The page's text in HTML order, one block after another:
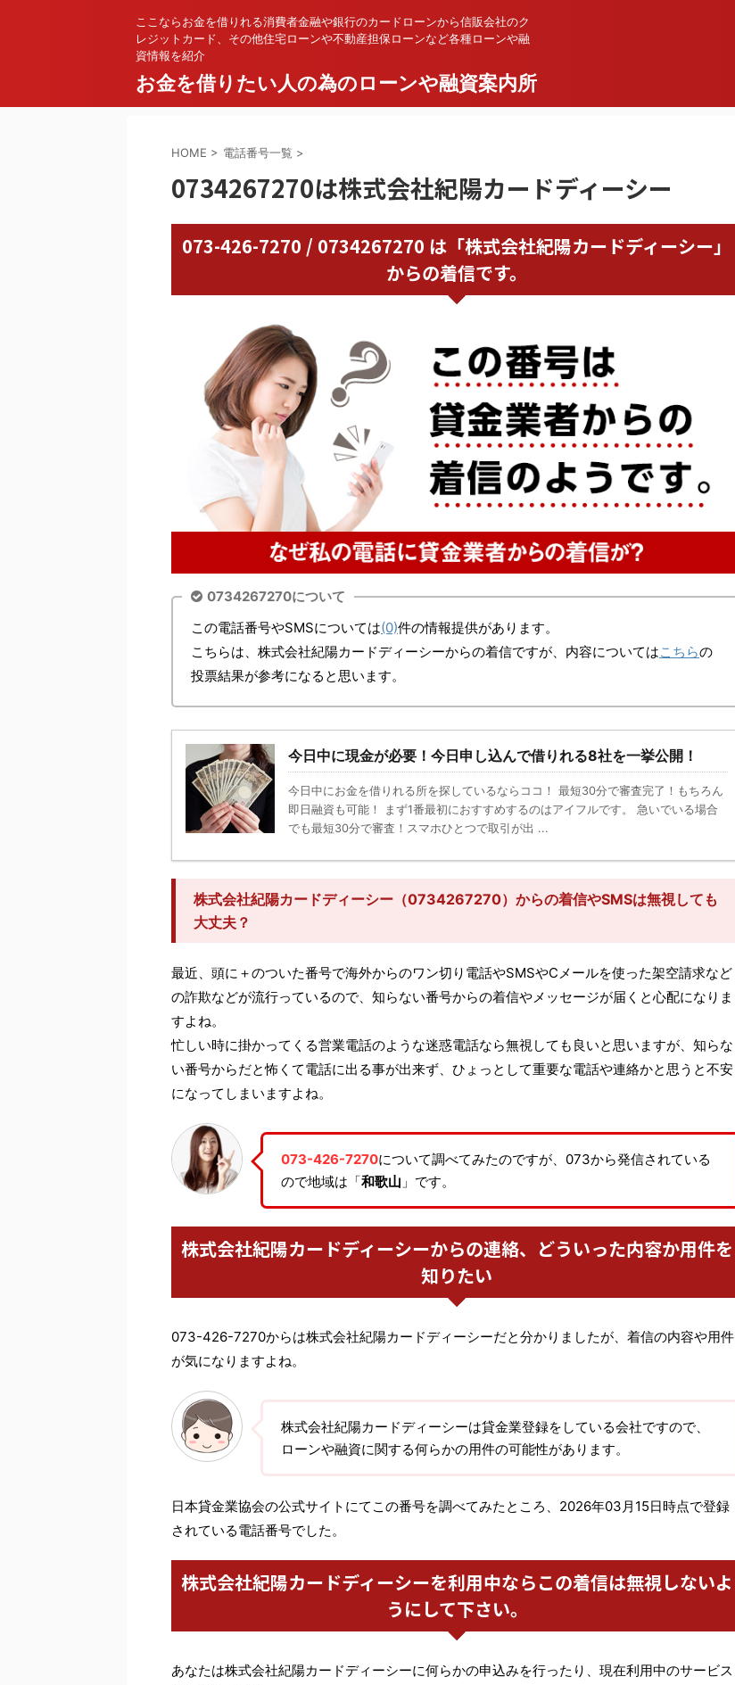
ここならお金を借りれる消費者金融や銀行のカードローンから信販会社のク
レジットカード、その他住宅ローンや不動産担保ローンなど各種ローンや融
資情報を紹介
お金を借りたい人の為のローンや融資案内所
HOME > 電話番号一覧 >
0734267270は株式会社紀陽カードディーシー
073-426-7270 / 0734267270 は「株式会社紀陽カードディーシー」
からの着信です。
0734267270について
この電話番号やSMSについては(0)件の情報提供があります。
こちらは、株式会社紀陽カードディーシーからの着信ですが、内容についてはこちらの
投票結果が参考になると思います。
今日中に現金が必要！今日申し込んで借りれる8社を一挙公開！
今日中にお金を借りれる所を探しているならココ！ 最短30分で審査完了！もちろん
即日融資も可能！ まず1番最初におすすめするのはアイフルです。 急いでいる場合
でも最短30分で審査！スマホひとつで取引が出 ...
株式会社紀陽カードディーシー（0734267270）からの着信やSMSは無視しても
大丈夫？
最近、頭に＋のついた番号で海外からのワン切り電話やSMSやCメールを使った架空請求など
の詐欺などが流行っているので、知らない番号からの着信やメッセージが届くと心配になりま
すよね。
忙しい時に掛かってくる営業電話のような迷惑電話なら無視しても良いと思いますが、知らな
い番号からだと怖くて電話に出る事が出来ず、ひょっとして重要な電話や連絡かと思うと不安
になってしまいますよね。
073-426-7270について調べてみたのですが、073から発信されている
ので地域は「和歌山 」です。
株式会社紀陽カードディーシーからの連絡、どういった内容か用件を
知りたい
073-426-7270からは株式会社紀陽カードディーシーだと分かりましたが、着信の内容や用件
が気になりますよね。
株式会社紀陽カードディーシーは貸金業登録をしている会社ですので、
ローンや融資に関する何らかの用件の可能性があります。
日本貸金業協会の公式サイトにてこの番号を調べてみたところ、2026年03月15日時点で登録
されている電話番号でした。
株式会社紀陽カードディーシーを利用中ならこの着信は無視しないよ
うにして下さい。
あなたは株式会社紀陽カードディーシーに何らかの申込みを行ったり、現在利用中のサービス